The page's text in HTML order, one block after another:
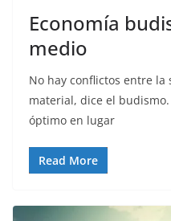
Economía
medio
No hay conflictos entre
material, dice el
óptimo en lugar
Read More